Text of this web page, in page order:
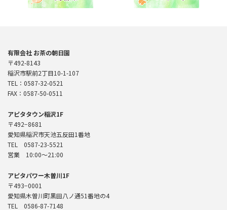
有限会社 お茶の朝日園
〒492-8143
稲沢市駅前2丁目10-1-107
TEL：0587-32-0521
FAX：0587-50-0511
アピタタウン稲沢1F
〒492−8681
愛知県稲沢市天池五反田1番地
TEL 0587-23-5521
営業 10:00〜21:00
アピタパワー木曽川1F
〒493−0001
愛知県木曽川町黒田八ノ通51番地の4
TEL 0586-87-7148